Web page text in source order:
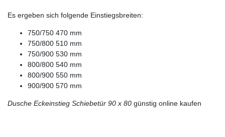
Es ergeben sich folgende Einstiegsbreiten:
750/750 470 mm
750/800 510 mm
750/900 530 mm
800/800 540 mm
800/900 550 mm
900/900 570 mm
Dusche Eckeinstieg Schiebetür 90 x 80 günstig online kaufen